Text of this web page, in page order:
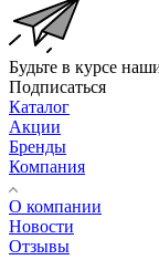
Будьте в курсе
Подписаться
Каталог
Акции
Бренды
Компания
О компании
Новости
Отзывы